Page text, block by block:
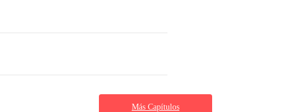
Más Capítulos